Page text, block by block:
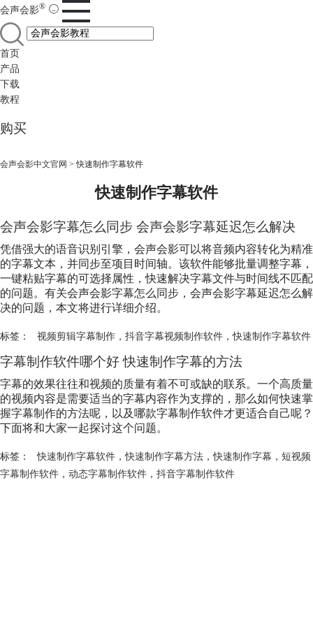
会声会影®
首页
产品
下载
教程
购买
会声会影中文官网 >快速制作字幕软件
快速制作字幕软件
会声会影字幕怎么同步 会声会影字幕延迟怎么解决
凭借强大的语音识别引擎，会声会影可以将音频内容转化为精准
的字幕文本，并同步至项目时间轴。该软件能够批量调整字幕，
一键粘贴字幕的可选择属性，快速解决字幕文件与时间线不匹配
的问题。有关会声会影字幕怎么同步，会声会影字幕延迟怎么解
决的问题，本文将进行详细介绍。
标签： 视频剪辑字幕制作， 抖音字幕视频制作软件，快速制作字幕软件
字幕制作软件哪个好 快速制作字幕的方法
字幕的效果往往和视频的质量有着不可或缺的联系。一个高质量
的视频内容是需要适当的字幕内容作为支撑的，那么如何快速掌
握字幕制作的方法呢，以及哪款字幕制作软件才更适合自己呢？
下面将和大家一起探讨这个问题。
标签： 快速制作字幕软件，快速制作字幕方法，快速制作字幕 ， 短视频
字幕制作软件 ， 动态字幕制作软件 ， 抖音字幕制作软件